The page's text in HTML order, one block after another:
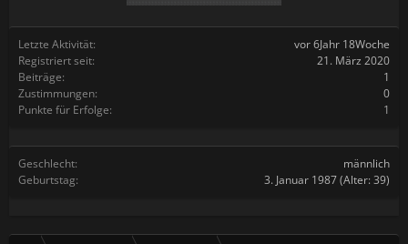
Letzte Aktivität:
vor 6Jahr 18Woche
Registriert seit:
21. März 2020
Beiträge:
1
Zustimmungen:
0
Punkte für Erfolge:
1
Geschlecht:
männlich
Geburtstag:
3. Januar 1987(Alter: 39)